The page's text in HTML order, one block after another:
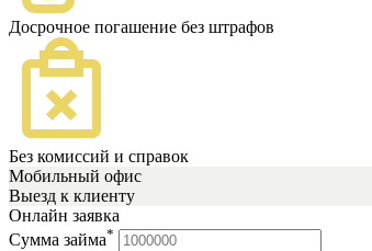
Досрочное погашение без штрафов
Без комиссий и справок
Мобильный офис
Выезд к клиенту
Онлайн заявка
Сумма займа*